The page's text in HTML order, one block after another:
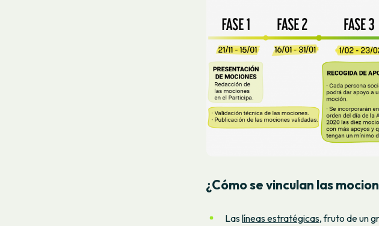
¿Cómo se vinculan las
Laslíneas estratégicas, fruto de un